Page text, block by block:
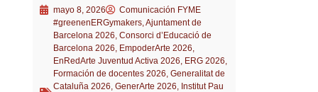
mayo 8, 2026
Comunicación FYME
#greenenERGymakers, Ajuntament de
Barcelona 2026 Consorci d’Educació de
Barcelona 2026 EmpoderArte 2026
EnRedArte Juventud Activa 2026 ERG 2026
Formación de docentes 2026 Generalitat de
Cataluña 2026 GenerArte 2026 Institut Pau